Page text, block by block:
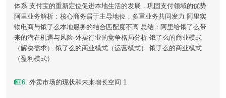
体系 支付宝的重新定位促进本地生活的发展，巩固支付领域的优势
阿里业务解析：核心商务居于主导地位，多重业务共同发力 阿里实
物电商与饿了么本地服务的结合匹配度不高 总结：阿里给饿了么带
来的潜在机遇与风险 外卖行业的竞争格局分析 饿了么的商业模式
（解决需求） 饿了么的商业模式（运营模式） 饿了么的商业模式
（盈利模式）
6. 外卖市场的现状和未来增长空间 1